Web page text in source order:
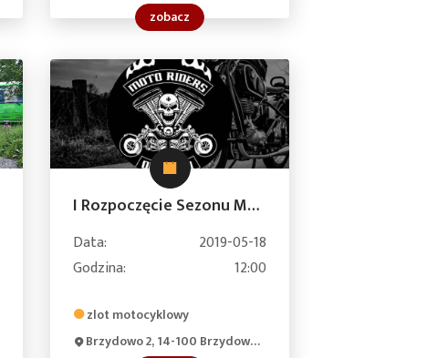
zobacz
I Rozpoczęcie Sezonu Motocyklowego
Data:
2019-05-18
Godzina:
12:00
zlot motocyklowy
Brzydowo 2, 14-100 Brzydowo, Poland